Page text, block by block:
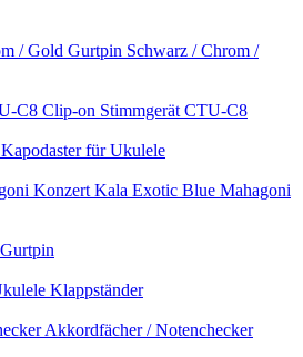
Gurtpin Schwarz / Chrom /
Clip-on Stimmgerät CTU-C8
Kapodaster für Ukulele
Kala Exotic Blue Mahagoni
Klappständer
Akkordfächer / Notenchecker